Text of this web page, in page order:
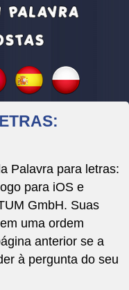
Palavra para letras:
para iOS e
GmbH. Suas
uma ordem
anterior se a
à pergunta do seu